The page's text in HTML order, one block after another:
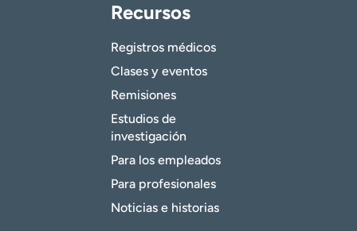
Recursos
Registros médicos
Clases y eventos
Remisiones
Estudios de
investigación
Para los empleados
Para profesionales
Noticias e historias